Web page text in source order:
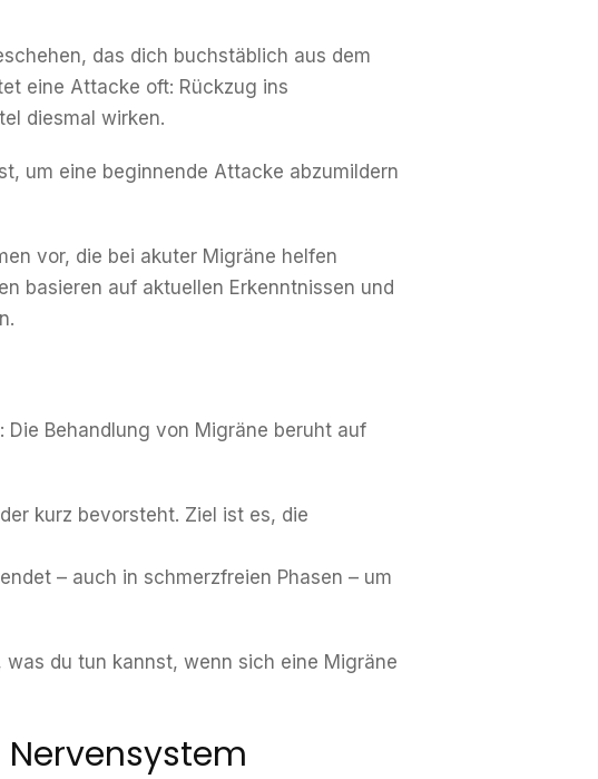
das dich buchstäblich aus dem
eine Attacke oft: Rückzug ins
diesmal wirken.
um eine beginnende Attacke abzumildern
vor, die bei akuter Migräne helfen
basieren auf aktuellen Erkenntnissen und
Behandlung von Migräne beruht auf
kurz bevorsteht. Ziel ist es, die
– auch in schmerzfreien Phasen – um
du tun kannst, wenn sich eine Migräne
Nervensystem